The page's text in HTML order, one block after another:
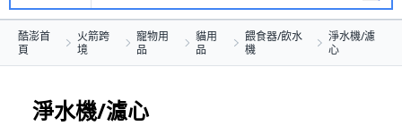
酷澎首
頁
火箭跨
境
寵物用
品
貓用
品
餵食器/飲水
機
淨水機/濾
心
淨水機/濾心